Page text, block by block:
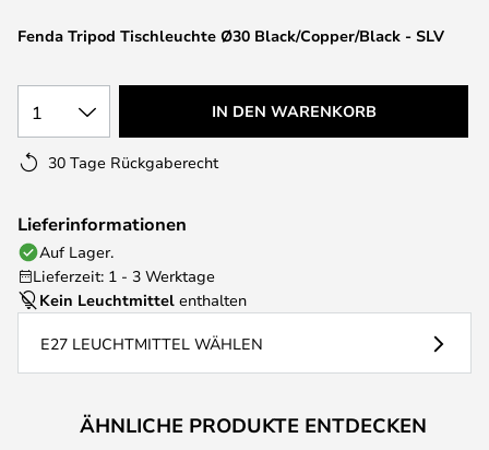
Fenda Tripod Tischleuchte Ø30 Black/Copper/Black - SLV
1 IN DEN WARENKORB
30 Tage Rückgaberecht
Lieferinformationen
Auf Lager.
Lieferzeit: 1 - 3 Werktage
Kein Leuchtmittel enthalten
E27 LEUCHTMITTEL WÄHLEN
ÄHNLICHE PRODUKTE ENTDECKEN